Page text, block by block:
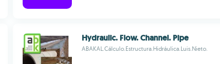
Hydraulic. Flow. Channel. Pipe
ABAKAL.Cálculo.Estructura.Hidráulica.Luis.Nieto.